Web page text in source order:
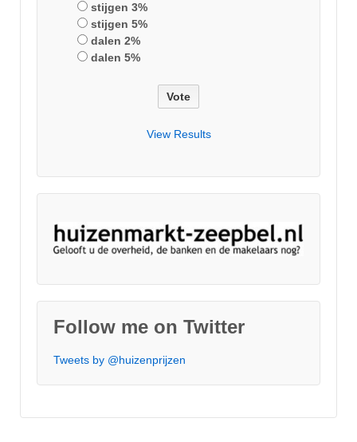
stijgen 3%
stijgen 5%
dalen 2%
dalen 5%
View Results
Follow me on Twitter
Tweets by @huizenprijzen